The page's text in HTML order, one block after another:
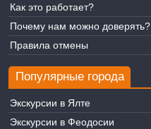
Как это работает?
Почему нам можно доверять?
Правила отмены
Популярные города
Экскурсии в Ялте
Экскурсии в Феодосии